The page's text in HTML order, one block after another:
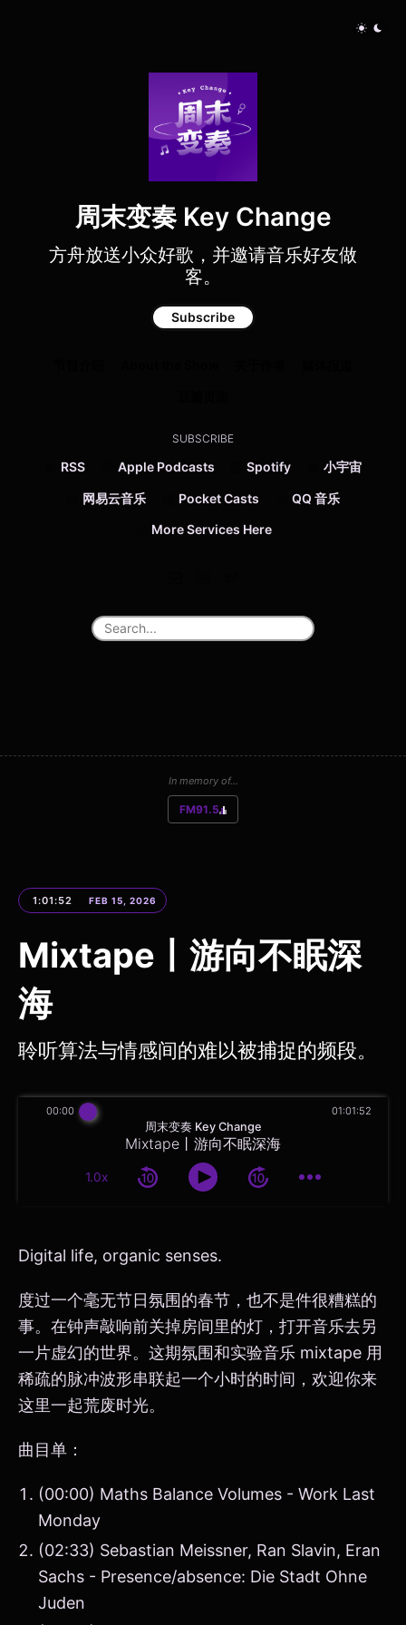
周末变奏 Key Change
方舟放送小众好歌，并邀请音乐好友做
客。
Subscribe
SUBSCRIBE
RSS Apple Podcasts Spotify 小宇宙
网易云音乐 Pocket Casts QQ 音乐
More Services Here
In memory of...
FM91.5
1:01:52 FEB 15, 2026
Mixtape丨游向不眠深
海
聆听算法与情感间的难以被捕捉的频段。
周末变奏 Key Change
Mixtape丨游向不眠深海
1.0x
00:00 01:01:52
Digital life, organic senses.
度过一个毫无节日氛围的春节，也不是件很糟糕的
事。在钟声敲响前关掉房间里的灯，打开音乐去另
一片虚幻的世界。这期氛围和实验音乐 mixtape 用
稀疏的脉冲波形串联起一个小时的时间，欢迎你来
这里一起荒废时光。
曲目单：
(00:00) Maths Balance Volumes - Work Last
Monday
(02:33) Sebastian Meissner, Ran Slavin, Eran
Sachs - Presence/absence: Die Stadt Ohne
Juden